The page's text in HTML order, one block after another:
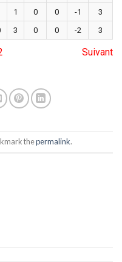
1 0 0 -1
3
3 0 0 -2 3
Suivant
thepermalink.